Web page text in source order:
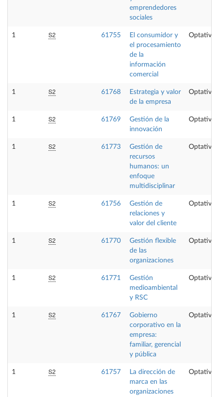
emprendedores
sociales
1 S2 61755
El consumidor y
el procesamiento
de la
información
comercial
Optativa
1 S2 61768
Estrategia y valor
de la empresa
Optativa
1 S2 61769
Gestión de la
innovación
Optativa
1 S2 61773
Gestión de
recursos
humanos: un
enfoque
multidisciplinar
Optativa
1 S2 61756
Gestión de
relaciones y
valor del cliente
Optativa
1 S2 61770
Gestión flexible
de las
organizaciones
Optativa
1 S2 61771
Gestión
medioambiental
y RSC
Optativa
1 S2 61767
Gobierno
corporativo en la
empresa:
familiar, gerencial
y pública
Optativa
1 S2 61757
La dirección de
marca en las
organizaciones
Optativa